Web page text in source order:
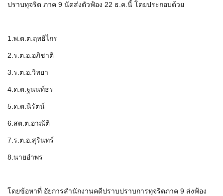
ปราบทุจริต ภาค 9 นัดส่งตัวฟ้อง 22 ธ.ค.นี้ โดยประกอบด้วย
1.พ.ต.ต.ฤทธิไกร
2.ร.ต.อ.อภิชาติ
3.ร.ต.อ.วิทยา
4.ด.ต.ฐนนท์ธร
5.ด.ต.นิรัตน์
6.สต.ต.อาณัติ
7.ร.ต.อ.สุรินทร์
8.นายอำพร
โดยข้อหาที่ อัยการสำนักงานคดีปราบปราบการทุจริตภาค 9 ส่งฟ้อง